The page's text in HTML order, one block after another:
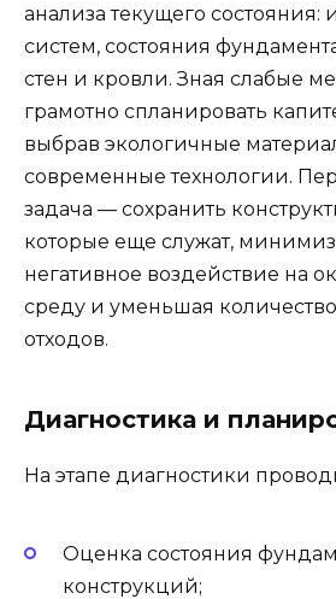
анализа текущего
систем, состояния
стен и кровли. Зная слабые
грамотно спланировать
выбрав экологичные
современные технологии.
задача — сохранить
которые еще служат,
негативное воздействие на
среду и уменьшая
отходов.
Диагностика и
На этапе диагностики
Оценка состояния
конструкций;